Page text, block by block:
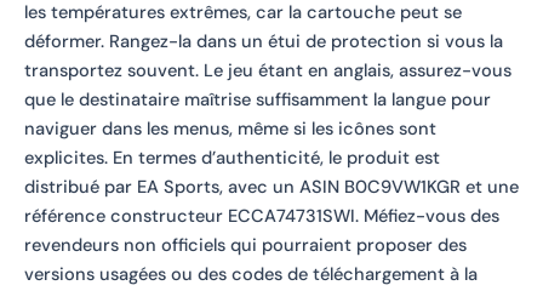
les températures extrêmes, car la cartouche peut se
déformer. Rangez-la dans un étui de protection si vous la
transportez souvent. Le jeu étant en anglais, assurez-vous
que le destinataire maîtrise suffisamment la langue pour
naviguer dans les menus, même si les icônes sont
explicites. En termes d’authenticité, le produit est
distribué par EA Sports, avec un ASIN B0C9VW1KGR et une
référence constructeur ECCA74731SWI. Méfiez-vous des
revendeurs non officiels qui pourraient proposer des
versions usagées ou des codes de téléchargement à la